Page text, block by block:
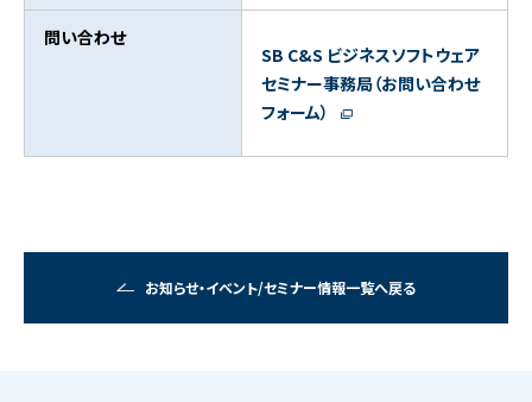
問い合わせ
SB C&S ビジネスソフトウェア
セミナー事務局（お問い合わせ
フォーム）
お知らせ・イベント/セミナー情報一覧へ戻る